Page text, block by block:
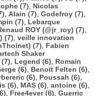
(7), Nicolas
Alain (7), Godefroy (7),
(7), Lebarque
ROY (@jr_roy) (7),
(7), veille innovation
(7), Fabien
Shaker
(7), Legend (6), Romain
(6), Benoit Felten (6),
(6), Poussah (6),
(6), MAS (6), antoine (6),
Free4ever(6), Guerric